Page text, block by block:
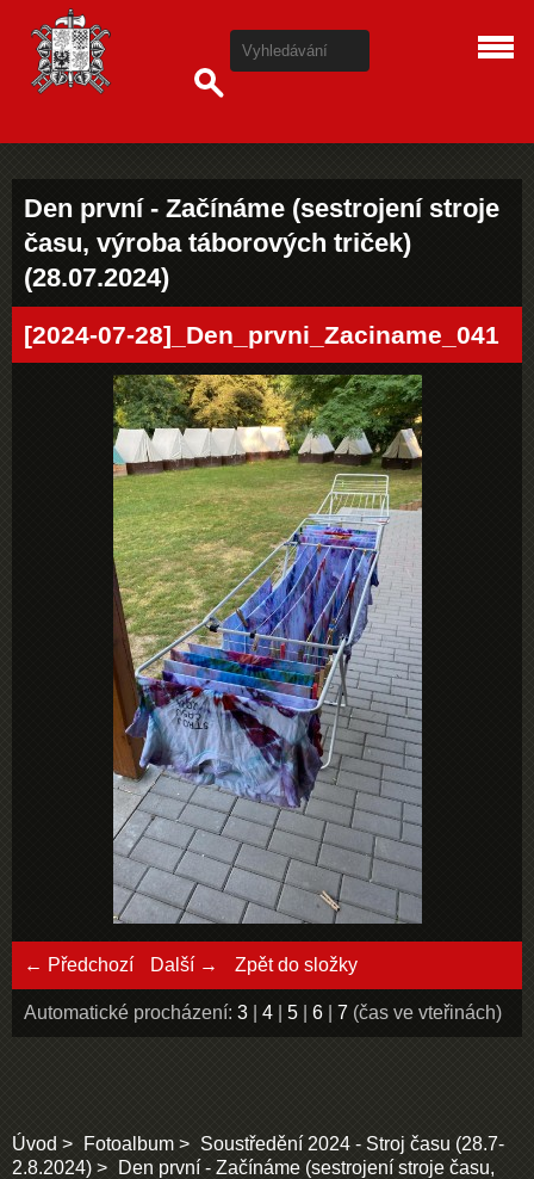
Den první - Začínáme (sestrojení stroje
času, výroba táborových triček)
(28.07.2024)
[2024-07-28]_Den_prvni_Zaciname_041
← Předchozí Další → Zpět do složky
Automatické procházení: 3 4 5 6 7 (čas ve vteřinách)
Úvod Fotoalbum
Soustředění 2024 - Stroj času (28.7-
2.8.2024)
Den první - Začínáme (sestrojení stroje času,